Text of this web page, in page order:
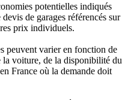
potentielles indiqués
de garages référencés sur
prix individuels.
peuvent varier en fonction de
la voiture, de la disponibilité du
France où la demande doit